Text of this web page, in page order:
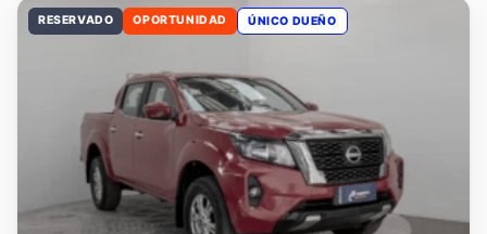
RESERVADO OPORTUNIDAD